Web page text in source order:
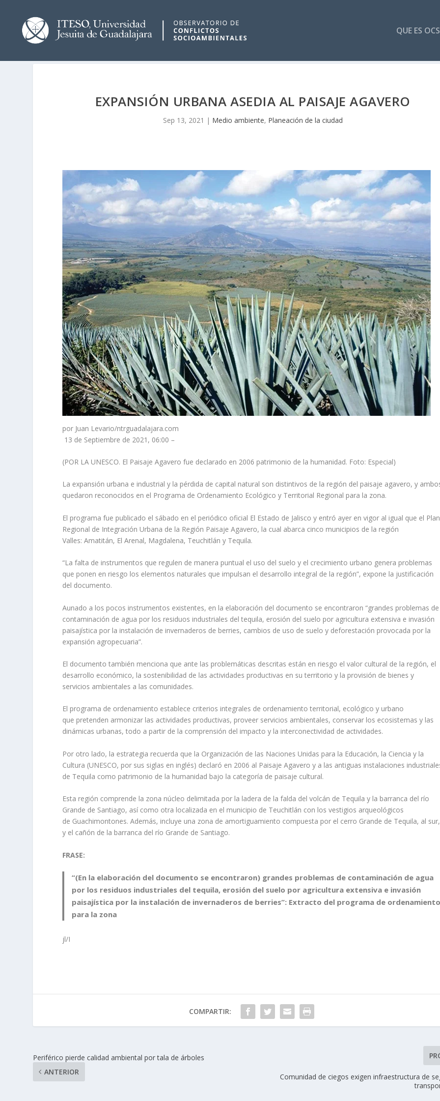
QUE ES
EXPANSIÓN URBANA ASEDIA AL PAISAJE AGAVERO
Sep 13, 2021 | Medio ambiente, Planeación de la ciudad
por Juan Levario/ntrguadalajara.com
13 de Septiembre de 2021, 06:00 –
(POR LA UNESCO. El Paisaje Agavero fue declarado en 2006 patrimonio de la humanidad. Foto: Especial)
La expansión urbana e industrial y la pérdida de capital natural son distintivos de la región del paisaje agavero, y
quedaron reconocidos en el Programa de Ordenamiento Ecológico y Territorial Regional para la zona.
El programa fue publicado el sábado en el periódico oficial El Estado de Jalisco y entró ayer en vigor al igual que el Plan
Regional de Integración Urbana de la Región Paisaje Agavero, la cual abarca cinco municipios de la región
Valles: Amatitán, El Arenal, Magdalena, Teuchitlán y Tequila.
“La falta de instrumentos que regulen de manera puntual el uso del suelo y el crecimiento urbano genera problemas
que ponen en riesgo los elementos naturales que impulsan el desarrollo integral de la región”, expone la justificación
del documento.
Aunado a los pocos instrumentos existentes, en la elaboración del documento se encontraron “grandes problemas de
contaminación de agua por los residuos industriales del tequila, erosión del suelo por agricultura extensiva e invasión
paisajística por la instalación de invernaderos de berries, cambios de uso de suelo y deforestación provocada por la
expansión agropecuaria”.
El documento también menciona que ante las problemáticas descritas están en riesgo el valor cultural de la región, el
desarrollo económico, la sostenibilidad de las actividades productivas en su territorio y la provisión de bienes y
servicios ambientales a las comunidades.
El programa de ordenamiento establece criterios integrales de ordenamiento territorial, ecológico y urbano
que pretenden armonizar las actividades productivas, proveer servicios ambientales, conservar los ecosistemas y las
dinámicas urbanas, todo a partir de la comprensión del impacto y la interconectividad de actividades.
Por otro lado, la estrategia recuerda que la Organización de las Naciones Unidas para la Educación, la Ciencia y la
Cultura (UNESCO, por sus siglas en inglés) declaró en 2006 al Paisaje Agavero y a las antiguas instalaciones
de Tequila como patrimonio de la humanidad bajo la categoría de paisaje cultural.
Esta región comprende la zona núcleo delimitada por la ladera de la falda del volcán de Tequila y la barranca del río
Grande de Santiago, así como otra localizada en el municipio de Teuchitlán con los vestigios arqueológicos
de Guachimontones. Además, incluye una zona de amortiguamiento compuesta por el cerro Grande de Tequila, al sur,
y el cañón de la barranca del río Grande de Santiago.
FRASE:
“(En la elaboración del documento se encontraron) grandes problemas de contaminación de agua
por los residuos industriales del tequila, erosión del suelo por agricultura extensiva e invasión
paisajística por la instalación de invernaderos de berries”: Extracto del programa de ordenamiento
para la zona
jl/I
COMPARTIR:
Periférico pierde calidad ambiental por tala de árboles
ANTERIOR
Comunidad de ciegos exigen infraestructura de